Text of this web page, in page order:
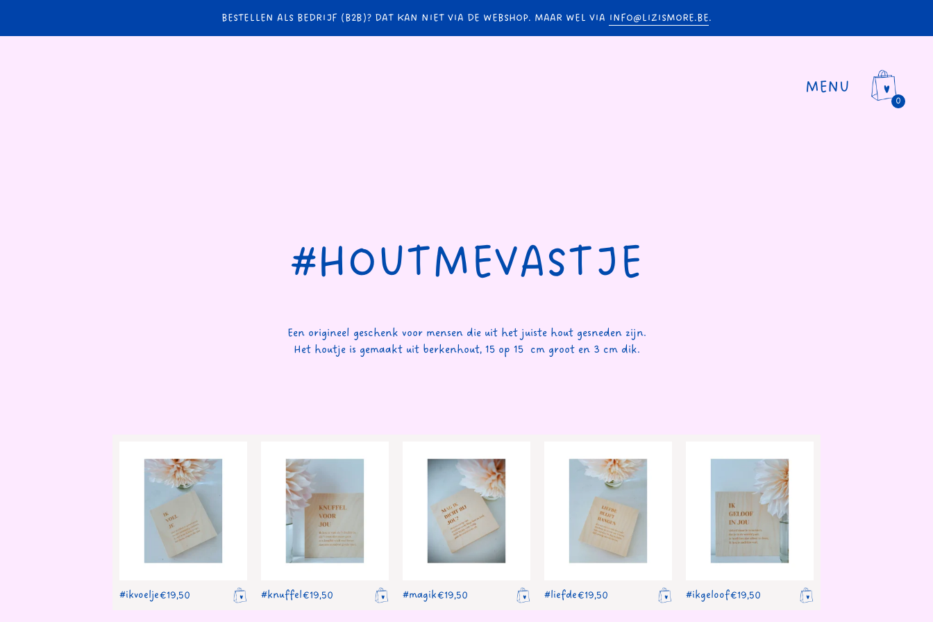
MENU
0
BESTELLEN ALS BEDRIJF (B2B)? DAT KAN NIET VIA DE WEBSHOP. MAAR WEL VIA INFO@LIZISMORE.BE.
#HOUTMEVASTJE
Een origineel geschenk voor mensen die uit het juiste hout gesneden zijn.
Het houtje is gemaakt uit berkenhout, 15 op 15 cm groot en 3 cm dik.
#ikvoelje€19,50 #knuffel€19,50 #magik€19,50 #liefde€19,50 #ikgeloof€19,50